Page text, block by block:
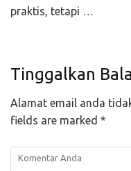
praktis, tetapi …
Tinggalkan
Alamat email anda
fields are marked *